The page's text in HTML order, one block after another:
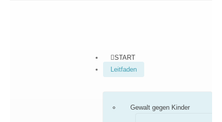
START
Leitfaden
Gewalt gegen Kinder